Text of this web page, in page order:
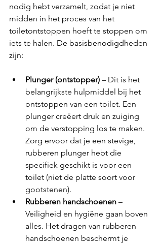
nodig hebt verzamelt, zodat je niet
midden in het proces van het
toiletontstoppen hoeft te stoppen om
iets te halen. De basisbenodigdheden
zijn:
Plunger (ontstopper) – Dit is het
belangrijkste hulpmiddel bij het
ontstoppen van een toilet. Een
plunger creëert druk en zuiging
om de verstopping los te maken.
Zorg ervoor dat je een stevige,
rubberen plunger hebt die
specifiek geschikt is voor een
toilet (niet de platte soort voor
gootstenen).
Rubberen handschoenen –
Veiligheid en hygiëne gaan boven
alles. Het dragen van rubberen
handschoenen beschermt je